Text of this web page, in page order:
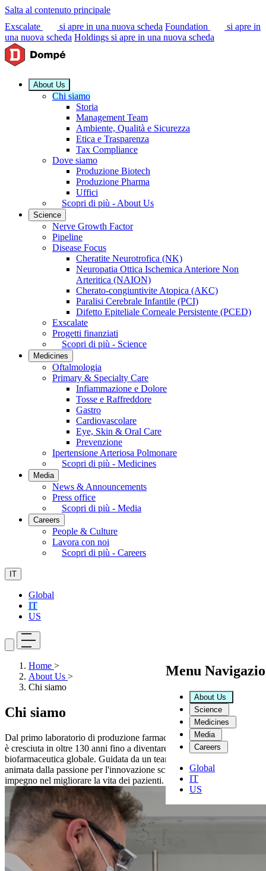
Salta al contenuto principale
Exscalate
si apre in una nuova scheda Foundation
si apre in
una nuova scheda Holdings si apre in una nuova scheda
About Us
Chi siamo
Storia
Management Team
Ambiente, Qualità e Sicurezza
Etica e Trasparenza
Tax Compliance
Dove siamo
Produzione Biotech
Produzione Pharma
Uffici
Scopri di più - About Us
Science
Nerve Growth Factor
Pipeline
Disease Focus
Cheratite Neurotrofica (NK)
Neuropatia Ottica Ischemica Anteriore Non
Arteritica (NAION)
Cherato-congiuntivite Atopica (AKC)
Paralisi Cerebrale Infantile (PCI)
Difetto Epiteliale Corneale Persistente (PCED)
Exscalate
Progetti finanziati
Scopri di più - Science
Medicines
Oftalmologia
Primary & Specialty Care
Infiammazione e Dolore
Tosse e Raffreddore
Gastro
Cardiovascolare
Eye, Skin & Oral Care
Prevenzione
Ipertensione Arteriosa Polmonare
Scopri di più - Medicines
Media
News & Announcements
Press office
Scopri di più - Media
Careers
People & Culture
Lavora con noi
Scopri di più - Careers
IT
Global
IT
US
Menu
About Us
Science
Medicines
Media
Careers
Global
IT
US
Home >
About Us >
Chi siamo
Chi siamo
Dal primo laboratorio di produzione farmaceutica a Milano, Dompé
è cresciuta in oltre 130 anni fino a diventare un'azienda
biofarmaceutica globale. Guidata da un team dinamico, Dompé è
animata dalla passione per l'innovazione scientifica e da un profondo
impegno nel migliorare la vita dei pazienti.